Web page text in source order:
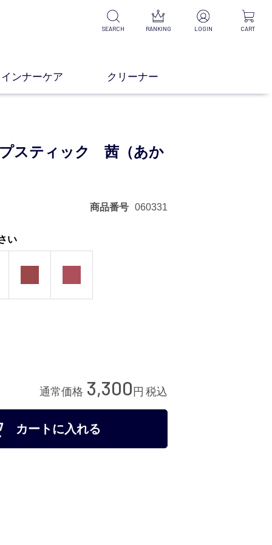
インナーケア クリーナー
SEARCH RANKING LOGIN CART
プスティック 茜（あか
商品番号 060331
い
通常価格 3,300 円 税込
カートに入れる